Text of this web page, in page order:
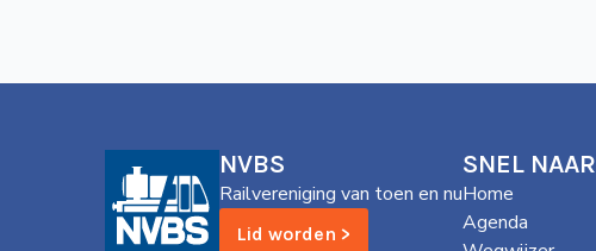
NVBS
Railvereniging van toen en nu
Lid worden >
SNEL NAAR
Home
Agenda